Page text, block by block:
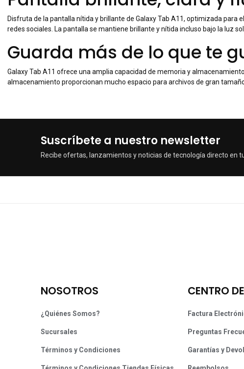
Disfruta de la pantalla nítida y brillante de Galaxy Tab A11, optimizada
redes sociales. La pantalla se mantiene brillante y nítida incluso bajo la luz
Guarda más de lo que te
Galaxy Tab A11 ofrece una amplia capacidad de memoria y
almacenamiento proporcionan mucho espacio para archivos de gran
Suscríbete a nuestro newsletter
Recibe ofertas, lanzamientos y noticias de tecnología directo en
NOSOTROS
¿Quiénes Somos?
Sucursales
Términos y Condiciones
CENTRO
Factura
Preguntas
Garantías y